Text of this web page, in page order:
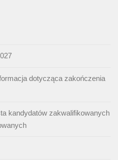
dotycząca zakończenia
kandydatów zakwalifikowanych